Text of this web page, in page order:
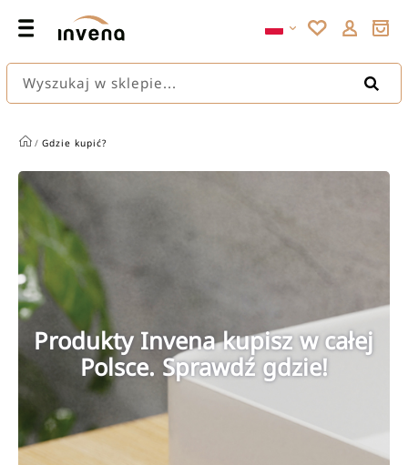
Wyszukaj w sklepie...
/ Gdzie kupić?
Produkty Invena kupisz w całej
Polsce. Sprawdź gdzie!